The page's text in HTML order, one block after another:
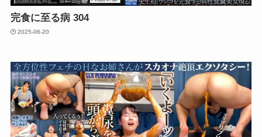
完食に至る病 304
2025-06-20